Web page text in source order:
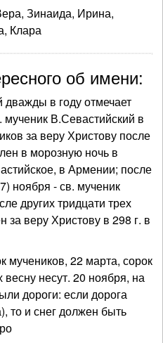
Зинаида, Ирина,
Клара
об имени:
в году отмечает
В.Севастийский в
за веру Христову после
в морозную ночь в
в Армении; после
ноября - св. мученик
других тридцати трех
за веру Христову в 298 г. в
мучеников, 22 марта, сорок
несут. 20 ноября, на
дороги: если дорога
то и снег должен быть